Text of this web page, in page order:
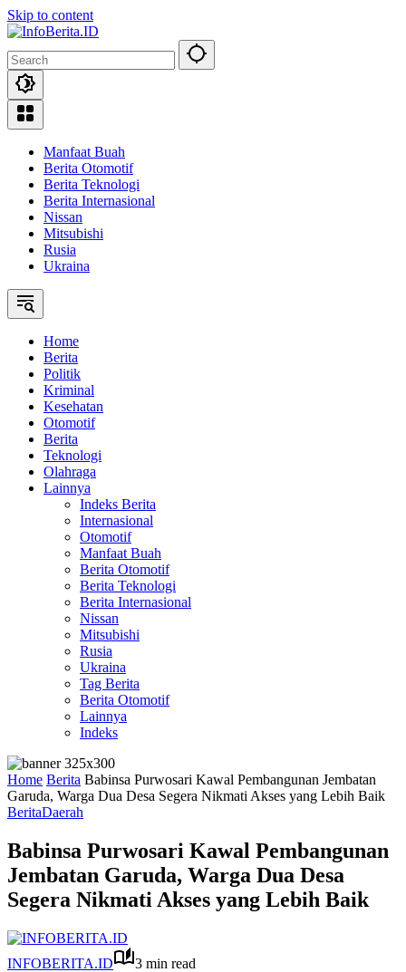
Skip to content
Manfaat Buah
Berita Otomotif
Berita Teknologi
Berita Internasional
Nissan
Mitsubishi
Rusia
Ukraina
Home
Berita
Politik
Kriminal
Kesehatan
Otomotif
Berita
Teknologi
Olahraga
Lainnya
Indeks Berita
Internasional
Otomotif
Manfaat Buah
Berita Otomotif
Berita Teknologi
Berita Internasional
Nissan
Mitsubishi
Rusia
Ukraina
Tag Berita
Berita Otomotif
Lainnya
Indeks
Home Berita Babinsa Purwosari Kawal Pembangunan Jembatan
Garuda, Warga Dua Desa Segera Nikmati Akses yang Lebih Baik
BeritaDaerah
Babinsa Purwosari Kawal Pembangunan
Jembatan Garuda, Warga Dua Desa
Segera Nikmati Akses yang Lebih Baik
INFOBERITA.ID
3 min read